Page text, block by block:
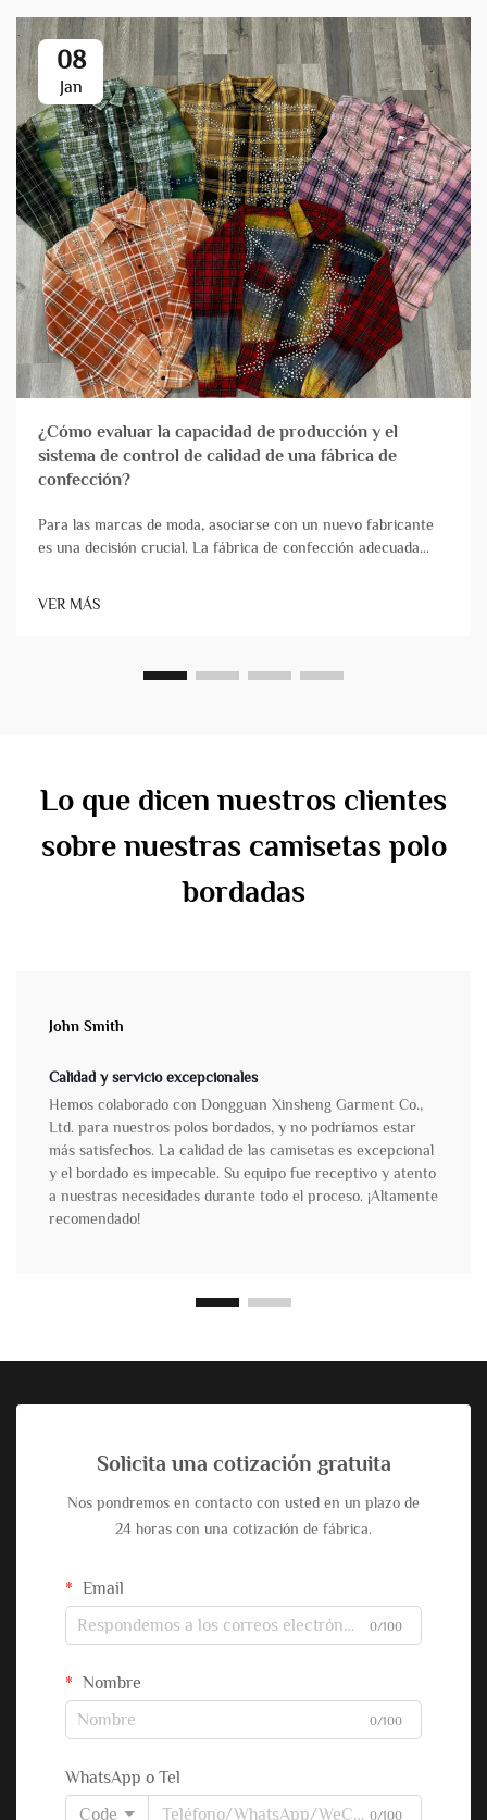
08
Jan
¿Cómo evaluar la capacidad de producción y el
sistema de control de calidad de una fábrica de
confección?
Para las marcas de moda, asociarse con un nuevo fabricante
es una decisión crucial. La fábrica de confección adecuada
transformando de forma fiable los diseños en productos de
alta calidad que llegan puntualmente. Por el contrario, ch...
VER MÁS
Lo que dicen nuestros clientes
sobre nuestras camisetas polo
bordadas
John Smith
Calidad y servicio excepcionales
Hemos colaborado con Dongguan Xinsheng Garment Co.,
Ltd. para nuestros polos bordados, y no podríamos estar
más satisfechos. La calidad de las camisetas es excepcional
y el bordado es impecable. Su equipo fue receptivo y atento
a nuestras necesidades durante todo el proceso. ¡Altamente
recomendado!
Solicita una cotización gratuita
Nos pondremos en contacto con usted en un plazo de
24 horas con una cotización de fábrica.
Email
0/100
Nombre
0/100
WhatsApp o Tel
Code
0/100